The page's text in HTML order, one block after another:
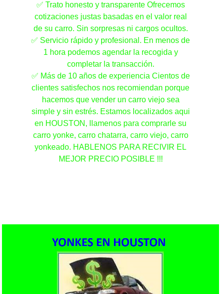
✅ Trato honesto y transparente Ofrecemos
cotizaciones justas basadas en el valor real
de su carro. Sin sorpresas ni cargos ocultos.
✅ Servicio rápido y profesional. En menos de
1 hora podemos agendar la recogida y
completar la transacción.
✅ Más de 10 años de experiencia Cientos de
clientes satisfechos nos recomiendan porque
hacemos que vender un carro viejo sea
simple y sin estrés. Estamos localizados aqui
en HOUSTON, llamenos para comprarle su
carro yonke, carro chatarra, carro viejo, carro
yonkeado. HABLENOS PARA RECIVIR EL
MEJOR PRECIO POSIBLE !!!